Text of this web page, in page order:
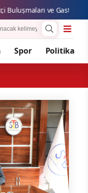
Gurbetçi
Spor Politika